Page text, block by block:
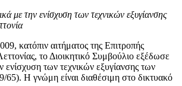
με την ενίσχυση των τεχνικών εξυγίανσης
κατόπιν αιτήματος της Επιτροπής
το Διοικητικό Συμβούλιο εξέδωσε
ενίσχυση των τεχνικών εξυγίανσης των
Η γνώμη είναι διαθέσιμη στο δικτυακό